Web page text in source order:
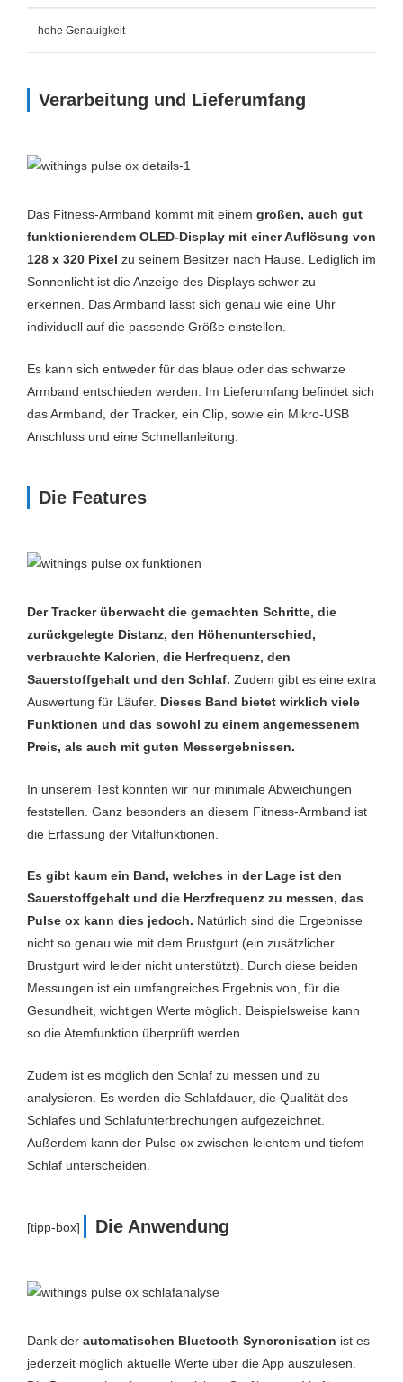
hohe Genauigkeit
Verarbeitung und Lieferumfang
Das Fitness-Armband kommt mit einem großen, auch gut
funktionierendem OLED-Display mit einer Auflösung von
128 x 320 Pixel zu seinem Besitzer nach Hause. Lediglich im
Sonnenlicht ist die Anzeige des Displays schwer zu
erkennen. Das Armband lässt sich genau wie eine Uhr
individuell auf die passende Größe einstellen.
Es kann sich entweder für das blaue oder das schwarze
Armband entschieden werden. Im Lieferumfang befindet sich
das Armband, der Tracker, ein Clip, sowie ein Mikro-USB
Anschluss und eine Schnellanleitung.
Die Features
Der Tracker überwacht die gemachten Schritte, die
zurückgelegte Distanz, den Höhenunterschied,
verbrauchte Kalorien, die Herfrequenz, den
Sauerstoffgehalt und den Schlaf. Zudem gibt es eine extra
Auswertung für Läufer. Dieses Band bietet wirklich viele
Funktionen und das sowohl zu einem angemessenem
Preis, als auch mit guten Messergebnissen.
In unserem Test konnten wir nur minimale Abweichungen
feststellen. Ganz besonders an diesem Fitness-Armband ist
die Erfassung der Vitalfunktionen.
Es gibt kaum ein Band, welches in der Lage ist den
Sauerstoffgehalt und die Herzfrequenz zu messen, das
Pulse ox kann dies jedoch. Natürlich sind die Ergebnisse
nicht so genau wie mit dem Brustgurt (ein zusätzlicher
Brustgurt wird leider nicht unterstützt). Durch diese beiden
Messungen ist ein umfangreiches Ergebnis von, für die
Gesundheit, wichtigen Werte möglich. Beispielsweise kann
so die Atemfunktion überprüft werden.
Zudem ist es möglich den Schlaf zu messen und zu
analysieren. Es werden die Schlafdauer, die Qualität des
Schlafes und Schlafunterbrechungen aufgezeichnet.
Außerdem kann der Pulse ox zwischen leichtem und tiefem
Schlaf unterscheiden.
[tipp-box] Die Anwendung
Dank der automatischen Bluetooth Syncronisation ist es
jederzeit möglich aktuelle Werte über die App auszulesen.